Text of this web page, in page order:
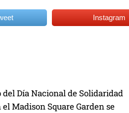
Instagram
Día Nacional de Solidaridad
Madison Square Garden se